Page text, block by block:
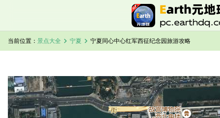
当前位置： 景点大全 chevron_right 宁夏 chevron_right 宁夏同心中心红军西征纪念园旅游攻略
宁夏同心中心红军西征纪念园卫星地图加载中，请稍候...